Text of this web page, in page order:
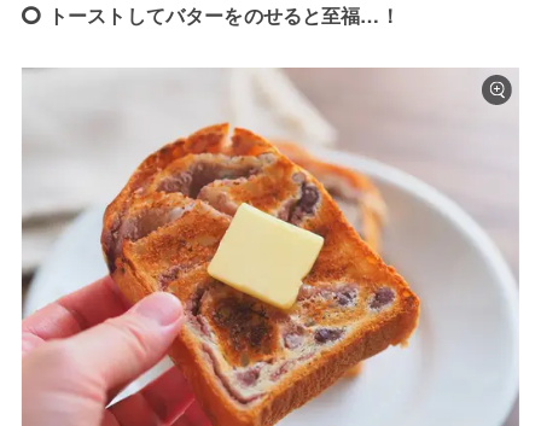
トーストしてバターをのせると至福…！